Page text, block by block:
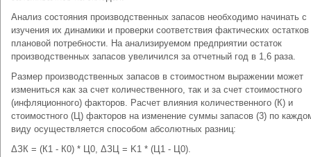
Анализ состояния производственных запасов необходимо начинать с
изучения их динамики и проверки соответствия фактических
плановой потребности. На анализируемом предприятии остаток
производственных запасов увеличился за отчетный год в 1,6 раза.
Размер производственных запасов в стоимостном выражении может
измениться как за счет количественного, так и за счет стоимо­стного
(инфляционного) факторов. Расчет влияния количественно­го (К) и
стоимостного (Ц) факторов на изменение суммы запасов (3) по
виду осуществляется способом абсолютных разниц:
ΔЗК = (К1 - К0) * Ц0, ΔЗЦ = K1 * (Ц1 - Ц0).